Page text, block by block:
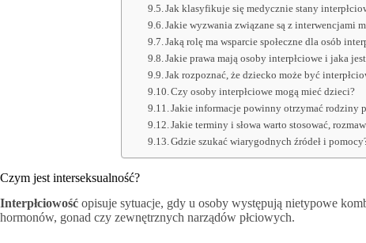
Jak klasyfikuje się medycznie stany
Jakie wyzwania związane są z interwencjami
Jaką rolę ma wsparcie społeczne dla osób
Jakie prawa mają osoby interpłciowe i jaka
Jak rozpoznać, że dziecko może być
Czy osoby interpłciowe mogą mieć dzieci?
Jakie informacje powinny otrzymać rodziny
Jakie terminy i słowa warto stosować,
Gdzie szukać wiarygodnych źródeł i
Czym jest interseksualność?
Interpłciowość opisuje sytuacje, gdy u osoby występują nietypowe
hormonów, gonad czy zewnętrznych narządów płciowych.